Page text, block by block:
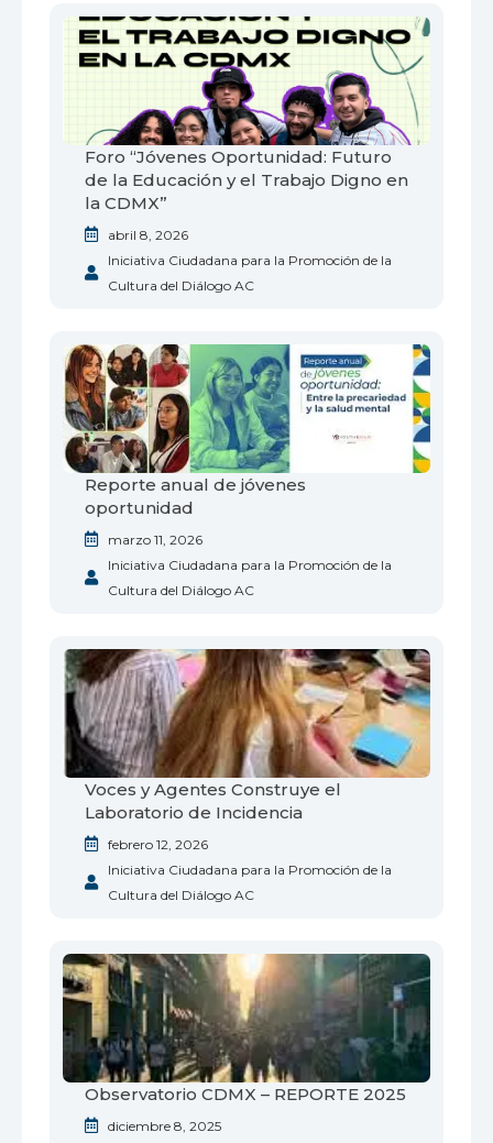
Foro “Jóvenes Oportunidad: Futuro
de la Educación y el Trabajo Digno en
la CDMX”
abril 8, 2026
Iniciativa Ciudadana para la Promoción de la
Cultura del Diálogo AC
Reporte anual de jóvenes
oportunidad
marzo 11, 2026
Iniciativa Ciudadana para la Promoción de la
Cultura del Diálogo AC
Voces y Agentes Construye el
Laboratorio de Incidencia
febrero 12, 2026
Iniciativa Ciudadana para la Promoción de la
Cultura del Diálogo AC
Observatorio CDMX – REPORTE 2025
diciembre 8, 2025